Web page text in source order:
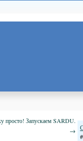
просто! Запускаем SARDU.
→